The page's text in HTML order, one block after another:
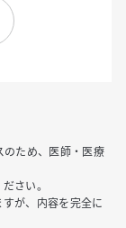
のため、医師・医療
さい。
すが、内容を完全に